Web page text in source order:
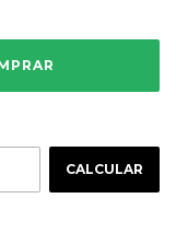
CALCULAR